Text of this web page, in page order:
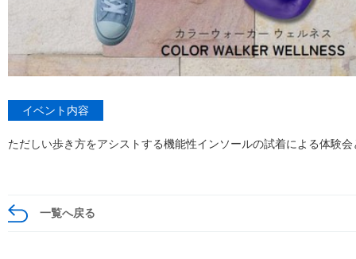
イベント内容
ただしい歩き方をアシストする機能性インソールの試着による体験
一覧へ戻る